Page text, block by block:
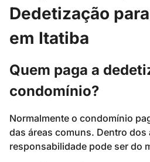
Dedetização
em Itatiba
Quem paga a
condomínio?
Normalmente o condomínio
das áreas comuns. Dentro dos
responsabilidade pode ser do